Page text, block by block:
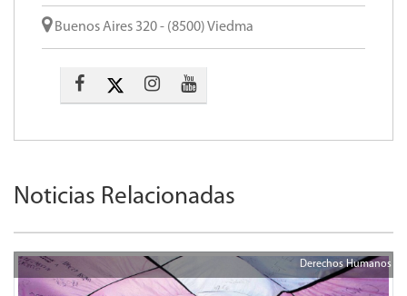
Buenos Aires 320 - (8500) Viedma
Noticias Relacionadas
Derechos Humanos